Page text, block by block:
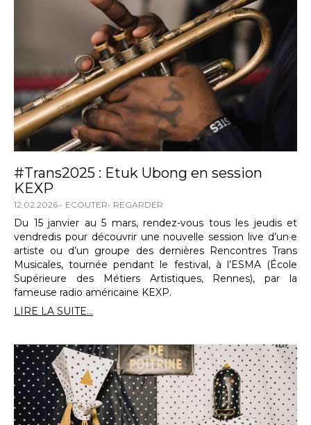
#Trans2025 : Etuk Ubong en session
KEXP
12.02.2026 ECOUTER REGARDER
Du 15 janvier au 5 mars, rendez-vous tous les jeudis et
vendredis pour découvrir une nouvelle session live d’un·e
artiste ou d’un groupe des dernières Rencontres Trans
Musicales, tournée pendant le festival, à l’ESMA (École
Supérieure des Métiers Artistiques, Rennes), par la
fameuse radio américaine KEXP.
LIRE LA SUITE...